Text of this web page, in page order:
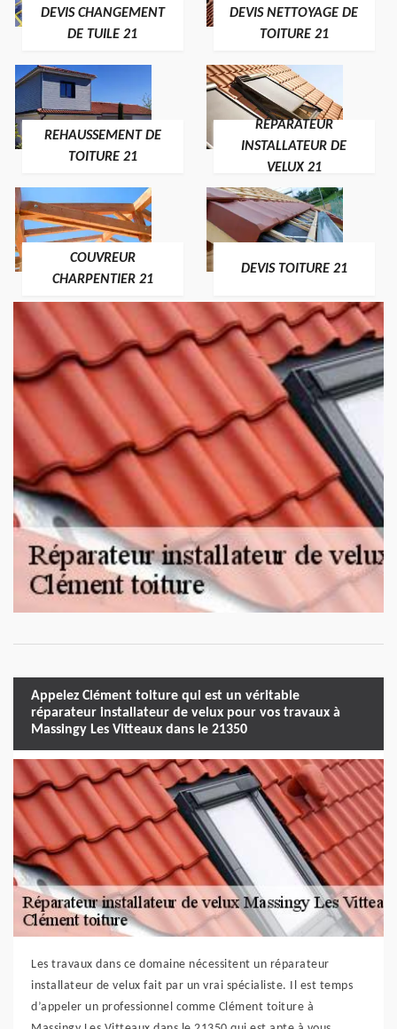
DEVIS CHANGEMENT
DE TUILE 21
DEVIS NETTOYAGE DE
TOITURE 21
REHAUSSEMENT DE
TOITURE 21
RÉPARATEUR
INSTALLATEUR DE
VELUX 21
COUVREUR
CHARPENTIER 21
DEVIS TOITURE 21
Appelez Clément toiture qui est un véritable
réparateur installateur de velux pour vos travaux à
Massingy Les Vitteaux dans le 21350
Les travaux dans ce domaine nécessitent un réparateur
installateur de velux fait par un vrai spécialiste. Il est temps
d’appeler un professionnel comme Clément toiture à